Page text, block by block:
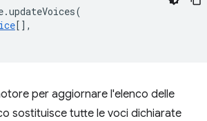
.updateVoices(
[],
per aggiornare l'elenco delle
sostituisce tutte le voci dichiarate